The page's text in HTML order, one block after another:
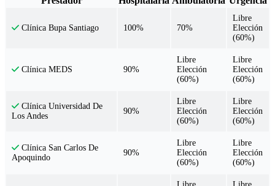
Clínica Bupa Santiago 100% 70%
Libre
Elección
(60%)
Clínica MEDS 90%
Libre
Elección
(60%)
Libre
Elección
(60%)
Clínica Universidad De
Los Andes
90%
Libre
Elección
(60%)
Libre
Elección
(60%)
Clínica San Carlos De
Apoquindo
90%
Libre
Elección
(60%)
Libre
Elección
(60%)